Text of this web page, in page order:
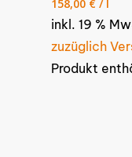
158,00 € / l
inkl. 19 %
zuzüglich
Produkt